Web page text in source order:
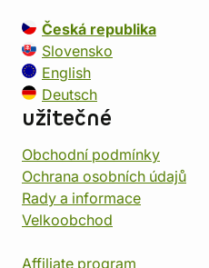
Česká republika
Slovensko
English
Deutsch
užitečné
Obchodní podmínky
Ochrana osobních údajů
Rady a informace
Velkoobchod
Affiliate program